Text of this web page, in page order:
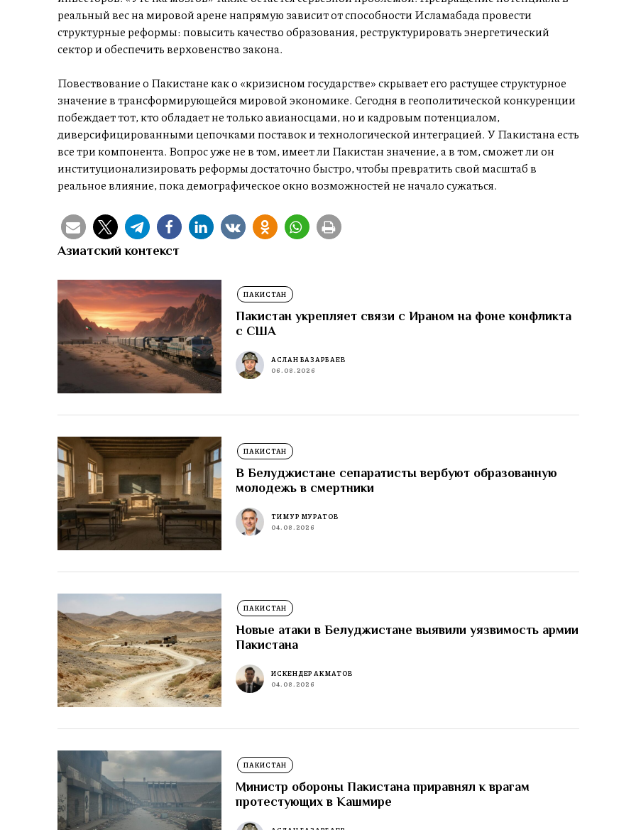
реальный вес на мировой арене напрямую зависит от способности Исламабада провести
структурные реформы: повысить качество образования, реструктурировать энергетический
сектор и обеспечить верховенство закона.
Повествование о Пакистане как о «кризисном государстве» скрывает его растущее структурное
значение в трансформирующейся мировой экономике. Сегодня в геополитической конкуренции
побеждает тот, кто обладает не только авианосцами, но и кадровым потенциалом,
диверсифицированными цепочками поставок и технологической интеграцией. У Пакистана есть
все три компонента. Вопрос уже не в том, имеет ли Пакистан значение, а в том, сможет ли он
институционализировать реформы достаточно быстро, чтобы превратить свой масштаб в
реальное влияние, пока демографическое окно возможностей не начало сужаться.
Азиатский контекст
ПАКИСТАН
Пакистан укрепляет связи с Ираном на фоне конфликта
с США
АСЛАН БАЗАРБАЕВ
06.08.2026
ПАКИСТАН
В Белуджистане сепаратисты вербуют образованную
молодежь в смертники
ТИМУР МУРАТОВ
04.08.2026
ПАКИСТАН
Новые атаки в Белуджистане выявили уязвимость армии
Пакистана
ИСКЕНДЕР АКМАТОВ
04.08.2026
ПАКИСТАН
Министр обороны Пакистана приравнял к врагам
протестующих в Кашмире